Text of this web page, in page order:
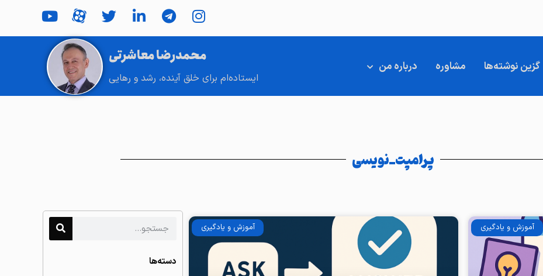
گزین نوشته‌ها مشاوره درباره من
محمدرضا معاشرتی
ایستاده‌ام برای خلق آینده، رشد و رهایی
پرامپت_نویسی
آموزش و یادگیری آموزش و یادگیری
دسته‌ها